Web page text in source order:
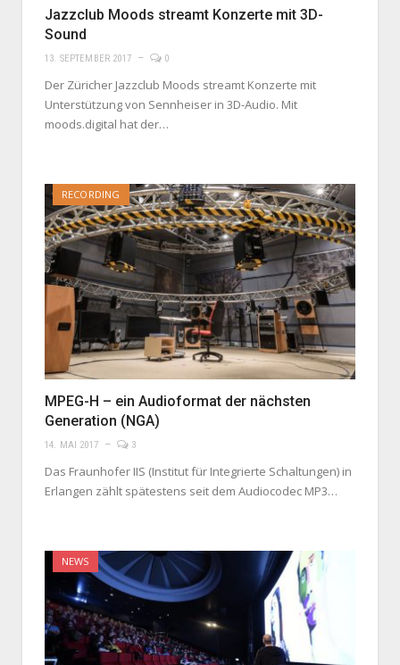
Jazzclub Moods streamt Konzerte mit 3D-
Sound
13. SEPTEMBER 2017 0
Der Züricher Jazzclub Moods streamt Konzerte mit
Unterstützung von Sennheiser in 3D-Audio. Mit
moods.digital hat der…
RECORDING
MPEG-H – ein Audioformat der nächsten
Generation (NGA)
14. MAI 2017 3
Das Fraunhofer IIS (Institut für Integrierte Schaltungen) in
Erlangen zählt spätestens seit dem Audiocodec MP3…
NEWS